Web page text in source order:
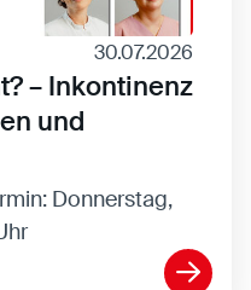
30.07.2026
– Inkontinenz
und
Donnerstag,